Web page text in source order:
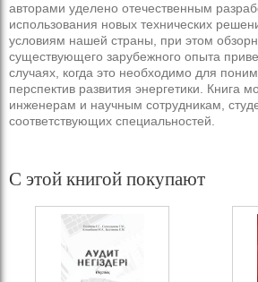
авторами уделено отечественным
использования новых технических
условиям нашей страны, при этом
существующего зарубежного опыта
случаях, когда это необходимо для
перспектив развития энергетики. Книга
инженерам и научным сотрудникам,
соответствующих специальностей.
С этой книгой покупают